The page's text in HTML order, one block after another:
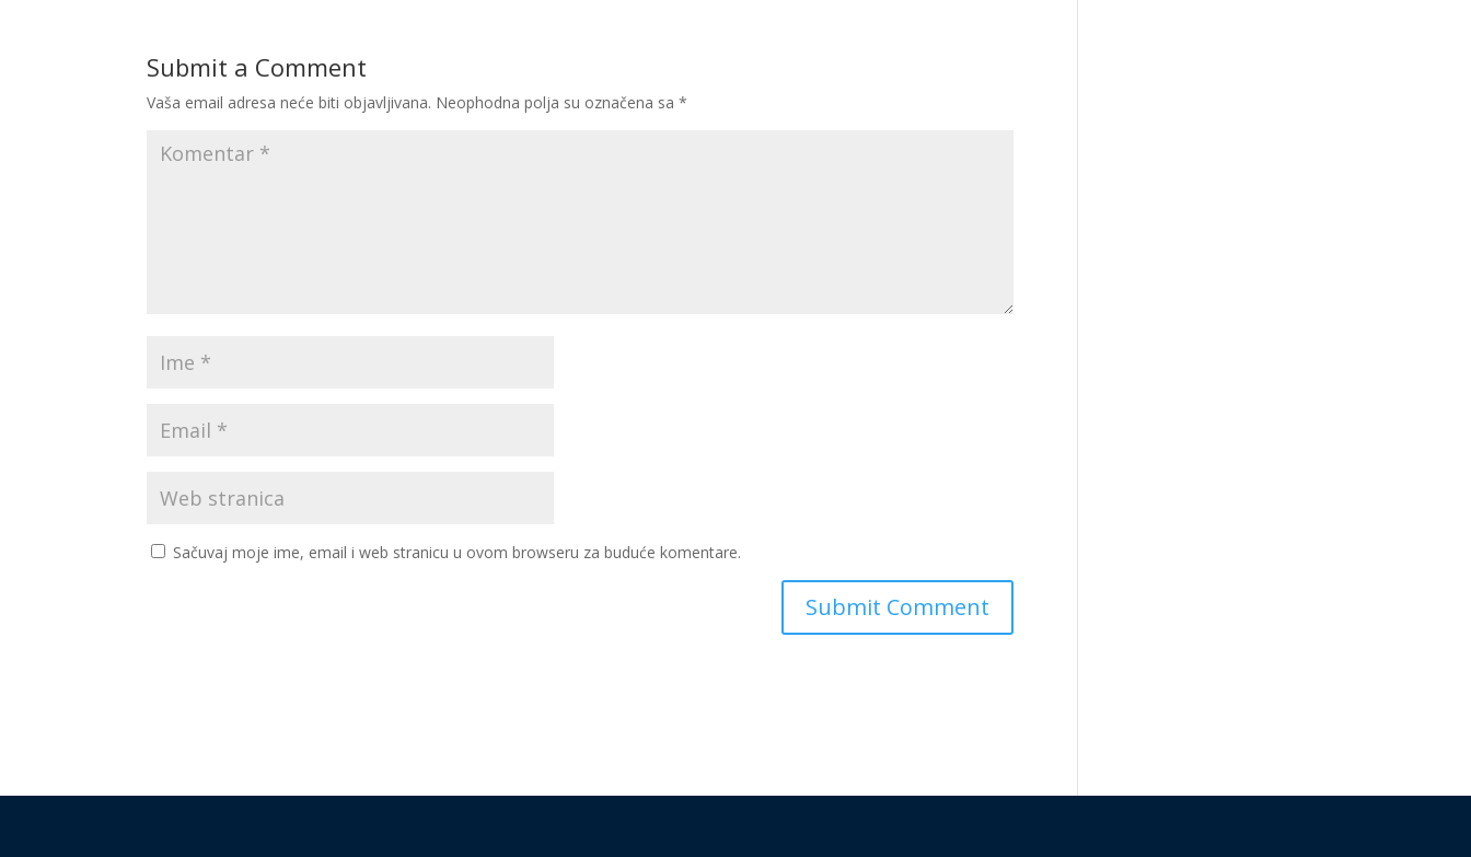
Submit a Comment
Vaša email adresa neće biti objavljivana. Neophodna polja su označena sa*
Sačuvaj moje ime, email i web stranicu u ovom browseru za buduće komentare.